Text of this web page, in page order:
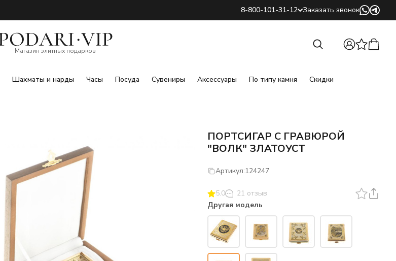
8-800-101-31-12 Заказать звонок
Магазин элитных подарков
Шахматы и нарды Часы Посуда Сувениры Аксессуары По типу камня Скидки
Найти
ПОРТСИГАР С ГРАВЮРОЙ
"ВОЛК" ЗЛАТОУСТ
Артикул:124247
5.0
21 отзыв
Другая модель